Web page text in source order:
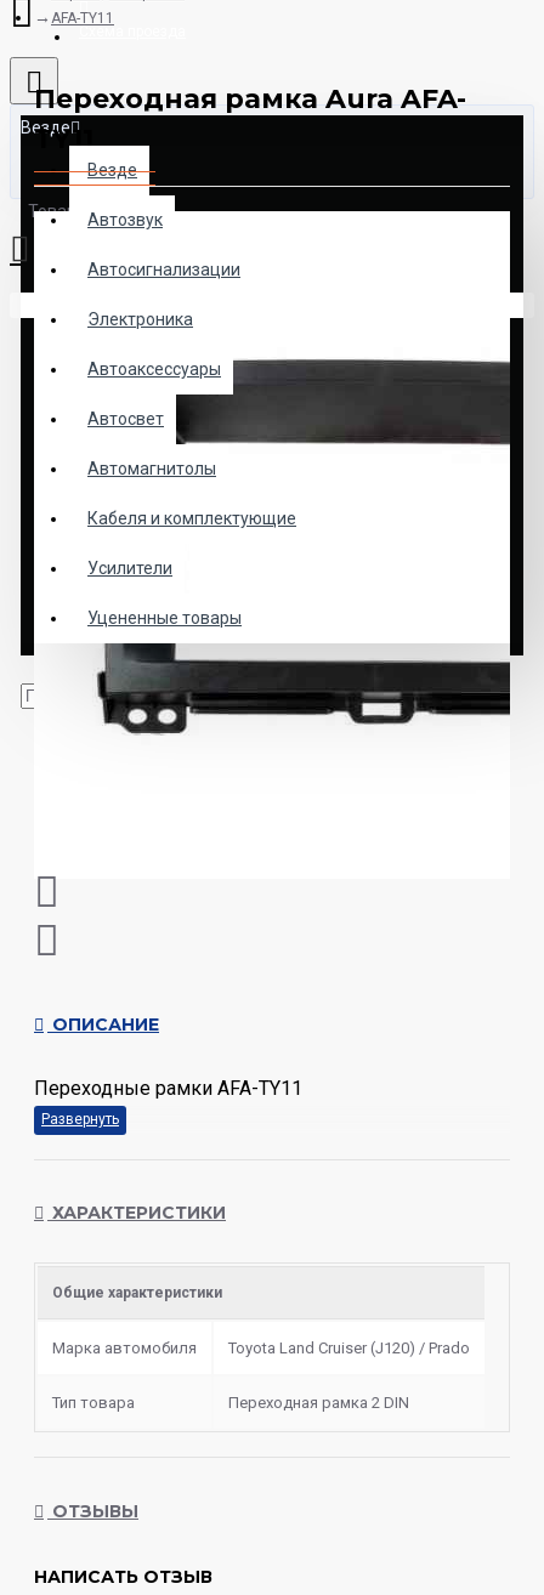
Везде
Везде
Автозвук
Автосигнализации
Электроника
Автоаксессуары
Автосвет
Автомагнитолы
Кабеля и комплектующие
Усилители
Уцененные товары
Товаров: 0 (0.00р.)
AFA-TY11
Переходная рамка Aura AFA-
TY11
ОПИСАНИЕ
Переходные рамки AFA-TY11
ХАРАКТЕРИСТИКИ
Общие характеристики
Марка автомобиля Toyota Land Cruiser (J120) / Prado
Тип товара Переходная рамка 2 DIN
ОТЗЫВЫ
НАПИСАТЬ ОТЗЫВ